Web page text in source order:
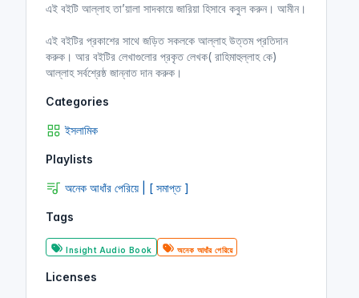
এই বইটি আল্লাহ তা’য়ালা সাদকায়ে জারিয়া হিসাবে কবুল করুন। আমীন।
এই বইটির প্রকাশের সাথে জড়িত সকলকে আল্লাহ উত্তম প্রতিদান
করুক। আর বইটির লেখাগুলোর প্রকৃত লেখক( রাহিমাহুল্লাহ কে)
আল্লাহ সর্বশ্রেষ্ঠ জান্নাত দান করুক।
Categories
ইসলামিক
Playlists
অনেক আধাঁর পেরিয়ে | [ সমাপ্ত ]
Tags
Insight Audio Book অনেক আধাঁর পেরিয়ে
Licenses